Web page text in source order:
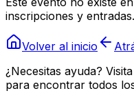
inscripciones y entradas.
Volver al inicio
¿Necesitas ayuda?
para encontrar todos